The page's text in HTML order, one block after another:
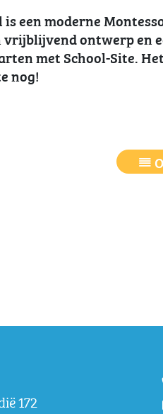
is een moderne
vrijblijvend ontwerp en
met School-Site.
nog!
172